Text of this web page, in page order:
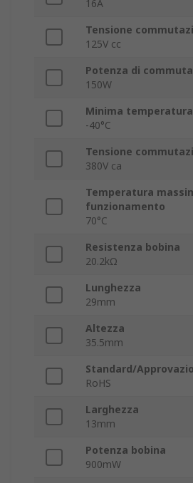
16A
Tensione
125V cc
Potenza di
150W
Minima
-40°C
Tensione
380V ca
Temperatura
funzionamento
70°C
Resistenza bobina
20.2kΩ
Lunghezza
29mm
Altezza
35.5mm
Standard/
RoHS
Larghezza
13mm
Potenza bobina
900mW